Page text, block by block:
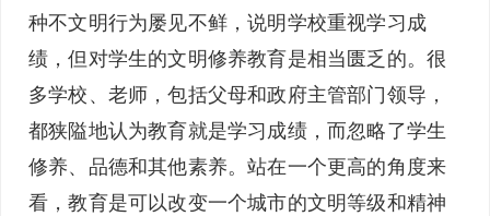
种不文明行为屡见不鲜，说明学校重视学习成
绩，但对学生的文明修养教育是相当匮乏的。很
多学校、老师，包括父母和政府主管部门领导，
都狭隘地认为教育就是学习成绩，而忽略了学生
修养、品德和其他素养。站在一个更高的角度来
看，教育是可以改变一个城市的文明等级和精神